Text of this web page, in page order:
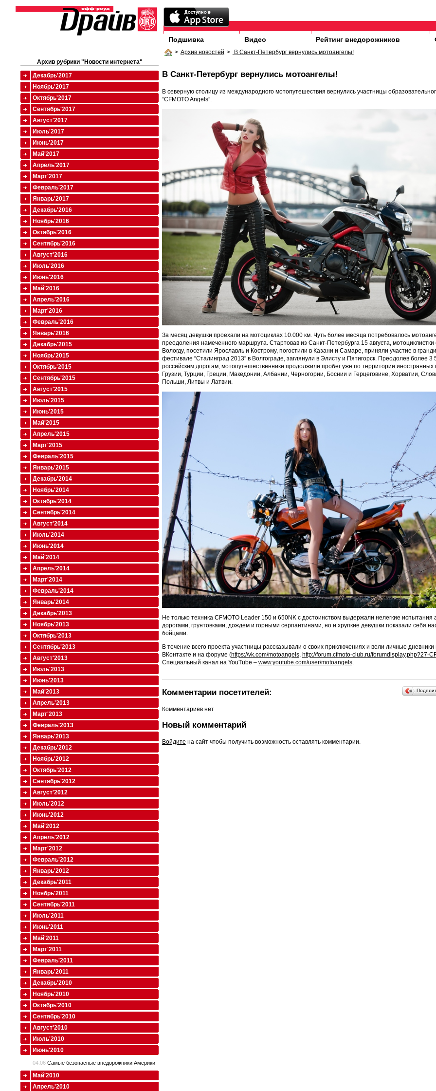
Подшивка Видео Рейтинг внедорожников
> Архив новостей > В Санкт-Петербург вернулись мотоангелы!
В Санкт-Петербург вернулись мотоангелы!
В северную столицу из международного мотопутешествия вернулись участницы
“CFMOTO Angels”.
За месяц девушки проехали на мотоциклах 10.000 км. Чуть более месяца потребовалось
преодоления намеченного маршрута. Стартовав из Санкт-Петербурга 15 августа, мотоциклистки
Вологду, посетили Ярославль и Кострому, погостили в Казани и Самаре, приняли участие в
фестивале “Сталинград 2013” в Волгограде, заглянули в Элисту и Пятигорск. Преодолев более 3
российским дорогам, мотопутешественники продолжили пробег уже по территории иностранных
Грузии, Турции, Греции, Македонии, Албании, Черногории, Боснии и Герцеговине, Хорватии,
Польши, Литвы и Латвии.
Не только техника CFMOTO Leader 150 и 650NK с достоинством выдержали нелегкие испытания
дорогами, грунтовками, дождем и горными серпантинами, но и хрупкие девушки показали себя
бойцами.
В течение всего проекта участницы рассказывали о своих приключениях и вели личные дневники
ВКонтакте и на форуме (https://vk.com/motoangels, http://forum.cfmoto-club.ru/forumdisplay.php?27-
Специальный канал на YouTube – www.youtube.com/user/motoangels.
Комментарии посетителей:
Комментариев нет
Новый комментарий
Войдите на сайт чтобы получить возможность оставлять комментарии.
Архив рубрики "Новости интернета"
Декабрь'2017
Ноябрь'2017
Октябрь'2017
Сентябрь'2017
Август'2017
Июль'2017
Июнь'2017
Май'2017
Апрель'2017
Март'2017
Февраль'2017
Январь'2017
Декабрь'2016
Ноябрь'2016
Октябрь'2016
Сентябрь'2016
Август'2016
Июль'2016
Июнь'2016
Май'2016
Апрель'2016
Март'2016
Февраль'2016
Январь'2016
Декабрь'2015
Ноябрь'2015
Октябрь'2015
Сентябрь'2015
Август'2015
Июль'2015
Июнь'2015
Май'2015
Апрель'2015
Март'2015
Февраль'2015
Январь'2015
Декабрь'2014
Ноябрь'2014
Октябрь'2014
Сентябрь'2014
Август'2014
Июль'2014
Июнь'2014
Май'2014
Апрель'2014
Март'2014
Февраль'2014
Январь'2014
Декабрь'2013
Ноябрь'2013
Октябрь'2013
Сентябрь'2013
Август'2013
Июль'2013
Июнь'2013
Май'2013
Апрель'2013
Март'2013
Февраль'2013
Январь'2013
Декабрь'2012
Ноябрь'2012
Октябрь'2012
Сентябрь'2012
Август'2012
Июль'2012
Июнь'2012
Май'2012
Апрель'2012
Март'2012
Февраль'2012
Январь'2012
Декабрь'2011
Ноябрь'2011
Сентябрь'2011
Июль'2011
Июнь'2011
Май'2011
Март'2011
Февраль'2011
Январь'2011
Декабрь'2010
Ноябрь'2010
Октябрь'2010
Сентябрь'2010
Август'2010
Июль'2010
Июнь'2010
04.06 Cамые безопасные внедорожники Америки
Май'2010
Апрель'2010